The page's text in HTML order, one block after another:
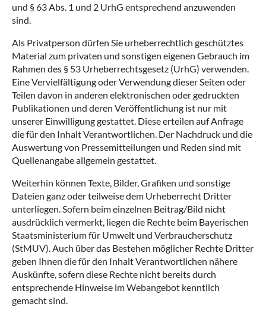
und § 63 Abs. 1 und 2 UrhG entsprechend anzuwenden
sind.
Als Privatperson dürfen Sie urheberrechtlich geschütztes
Material zum privaten und sonstigen eigenen Gebrauch im
Rahmen des § 53 Urheberrechtsgesetz (UrhG) verwenden.
Eine Vervielfältigung oder Verwendung dieser Seiten oder
Teilen davon in anderen elektronischen oder gedruckten
Publikationen und deren Veröffentlichung ist nur mit
unserer Einwilligung gestattet. Diese erteilen auf Anfrage
die für den Inhalt Verantwortlichen. Der Nachdruck und die
Auswertung von Pressemitteilungen und Reden sind mit
Quellenangabe allgemein gestattet.
Weiterhin können Texte, Bilder, Grafiken und sonstige
Dateien ganz oder teilweise dem Urheberrecht Dritter
unterliegen. Sofern beim einzelnen Beitrag/Bild nicht
ausdrücklich vermerkt, liegen die Rechte beim Bayerischen
Staatsministerium für Umwelt und Verbraucherschutz
(StMUV). Auch über das Bestehen möglicher Rechte Dritter
geben Ihnen die für den Inhalt Verantwortlichen nähere
Auskünfte, sofern diese Rechte nicht bereits durch
entsprechende Hinweise im Webangebot kenntlich
gemacht sind.